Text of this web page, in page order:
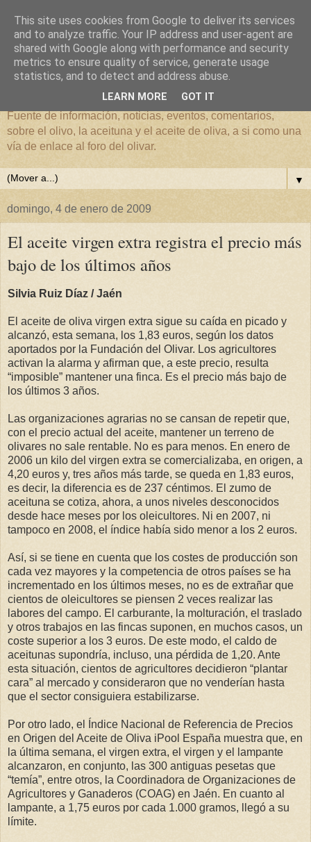
El mundo del Olivar
Fuente de información, noticias, eventos, comentarios,
sobre el olivo, la aceituna y el aceite de oliva, a si como una
vía de enlace al foro del olivar.
▼
domingo, 4 de enero de 2009
El aceite virgen extra registra el precio más
bajo de los últimos años
Silvia Ruiz Díaz / Jaén
El aceite de oliva virgen extra sigue su caída en picado y
alcanzó, esta semana, los 1,83 euros, según los datos
aportados por la Fundación del Olivar. Los agricultores
activan la alarma y afirman que, a este precio, resulta
“imposible” mantener una finca. Es el precio más bajo de
los últimos 3 años.
Las organizaciones agrarias no se cansan de repetir que,
con el precio actual del aceite, mantener un terreno de
olivares no sale rentable. No es para menos. En enero de
2006 un kilo del virgen extra se comercializaba, en origen, a
4,20 euros y, tres años más tarde, se queda en 1,83 euros,
es decir, la diferencia es de 237 céntimos. El zumo de
aceituna se cotiza, ahora, a unos niveles desconocidos
desde hace meses por los oleicultores. Ni en 2007, ni
tampoco en 2008, el índice había sido menor a los 2 euros.
Así, si se tiene en cuenta que los costes de producción son
cada vez mayores y la competencia de otros países se ha
incrementado en los últimos meses, no es de extrañar que
cientos de oleicultores se piensen 2 veces realizar las
labores del campo. El carburante, la molturación, el traslado
y otros trabajos en las fincas suponen, en muchos casos, un
coste superior a los 3 euros. De este modo, el caldo de
aceitunas supondría, incluso, una pérdida de 1,20. Ante
esta situación, cientos de agricultores decidieron “plantar
cara” al mercado y consideraron que no venderían hasta
que el sector consiguiera estabilizarse.
Por otro lado, el Índice Nacional de Referencia de Precios
en Origen del Aceite de Oliva iPool España muestra que, en
la última semana, el virgen extra, el virgen y el lampante
alcanzaron, en conjunto, las 300 antiguas pesetas que
“temía”, entre otros, la Coordinadora de Organizaciones de
Agricultores y Ganaderos (COAG) en Jaén. En cuanto al
lampante, a 1,75 euros por cada 1.000 gramos, llegó a su
límite.
This site uses cookies from Google to deliver its services
and to analyze traffic. Your IP address and user-agent are
shared with Google along with performance and security
metrics to ensure quality of service, generate usage
statistics, and to detect and address abuse.
LEARN MORE GOT IT